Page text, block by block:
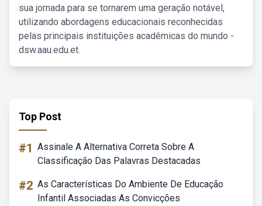
sua jornada para se tornarem uma geração notável,
utilizando abordagens educacionais reconhecidas
pelas principais instituições acadêmicas do mundo -
dsw.aau.edu.et.
Top Post
#1 Assinale A Alternativa Correta Sobre A
Classificação Das Palavras Destacadas
#2 As Características Do Ambiente De Educação
Infantil Associadas As Convicções